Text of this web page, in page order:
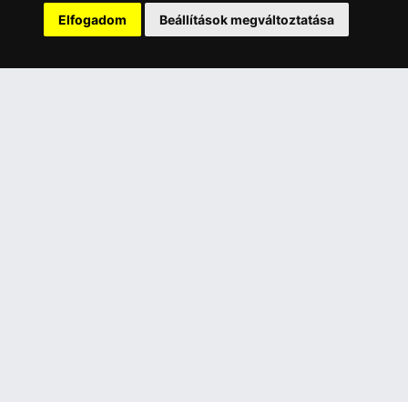
Elfogadom Beállítások megváltoztatása
ÜGYFÉLSZOLGÁLAT
Elérhetőségek